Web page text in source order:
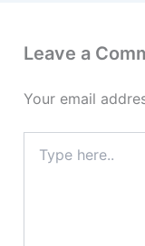
Leave a
Your email
here..